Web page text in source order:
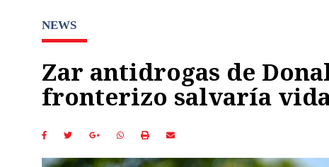
NEWS
Zar antidrogas de
fronterizo salvaría